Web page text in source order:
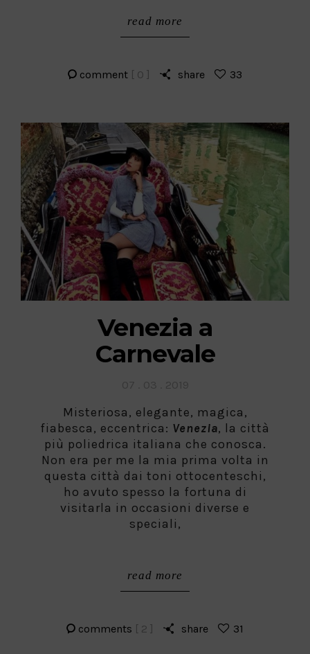
read more
comment [ 0 ] share 33
Venezia a
Carnevale
Misteriosa, elegante, magica,
fiabesca, eccentrica: Venezia, la città
più poliedrica italiana che conosca.
Non era per me la mia prima volta in
questa città dai toni ottocenteschi,
ho avuto spesso la fortuna di
visitarla in occasioni diverse e
speciali,
read more
comments [ 2 ] share 31